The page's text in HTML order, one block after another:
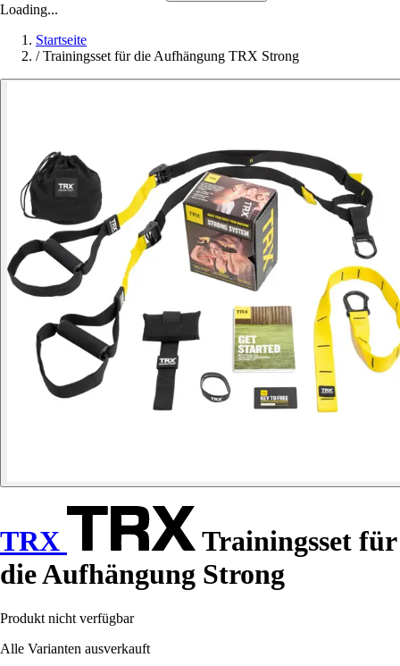
Loading...
Startseite
/ Trainingsset für die Aufhängung TRX Strong
TRX
Trainingsset für
die Aufhängung Strong
Produkt nicht verfügbar
Alle Varianten ausverkauft